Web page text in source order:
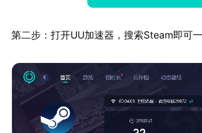
第二步：打开UU加速器，搜索Steam即可一